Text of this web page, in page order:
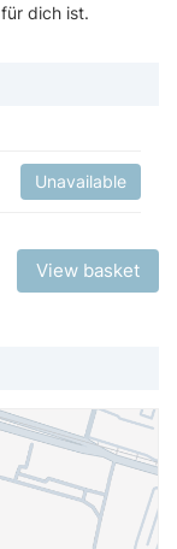
dich ist.
Unavailable
View basket